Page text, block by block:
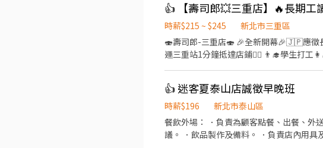
時薪$215 ~ $245
新北市三重區
🍣壽司郎-三重店🍣 🎉全新開幕🎉🇯🇵應徵
運三重站1分鐘抵達店鋪🚶‍♂️ 👨‍🎓學生打工👩‍🎓二度就業🎈假日兼職⭐️ ⭕招募
飲料提供→餐具清洗→桌邊結帳→收銀結
理維護......等。 ▪洗碗區🫧 餐具清洗、環
日禮券！ ▪員工用餐優惠！ ▪不定期活
職，期滿可獲得3,000～5,000元獎金！
制6% ④特休按照勞基法規定 ⑤颱風天出
👍 迷客夏泰山店誠徵早晚班
時薪$196
新北市泰山區
餐飲外場： ．負責為顧客點餐、出餐、外
議。 ．飲品製作及備料。 ．負責店內用